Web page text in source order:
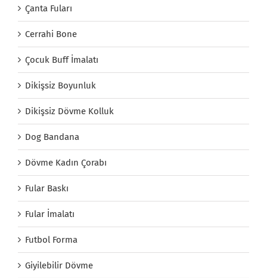
Çanta Fuları
Cerrahi Bone
Çocuk Buff İmalatı
Dikişsiz Boyunluk
Dikişsiz Dövme Kolluk
Dog Bandana
Dövme Kadın Çorabı
Fular Baskı
Fular İmalatı
Futbol Forma
Giyilebilir Dövme